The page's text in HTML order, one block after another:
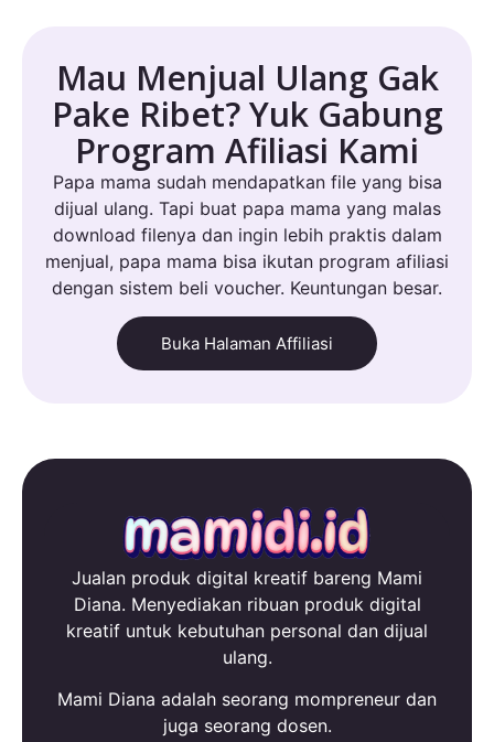
Mau Menjual Ulang Gak
Pake Ribet? Yuk Gabung
Program Afiliasi Kami
Papa mama sudah mendapatkan file yang bisa
dijual ulang. Tapi buat papa mama yang malas
download filenya dan ingin lebih praktis dalam
menjual, papa mama bisa ikutan program afiliasi
dengan sistem beli voucher. Keuntungan besar.
Buka Halaman Affiliasi
Jualan produk digital kreatif bareng Mami
Diana. Menyediakan ribuan produk digital
kreatif untuk kebutuhan personal dan dijual
ulang.
Mami Diana adalah seorang mompreneur dan
juga seorang dosen.